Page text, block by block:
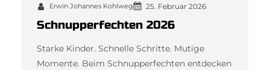
Erwin Johannes Kohlweg 25. Februar 2026
Schnupperfechten 2026
Starke Kinder. Schnelle Schritte. Mutige
Momente. Beim Schnupperfechten entdecken